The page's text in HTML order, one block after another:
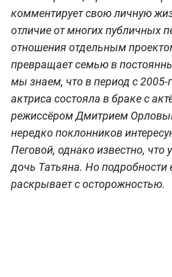
комментирует свою личную
отличие от многих публичных
отношения отдельным
превращает семью в
мы знаем, что в период с 2005-
актриса состояла в браке с
режиссёром Дмитрием
нередко поклонников
Пеговой, однако известно, что
дочь Татьяна. Но подробности
раскрывает с осторожностью.